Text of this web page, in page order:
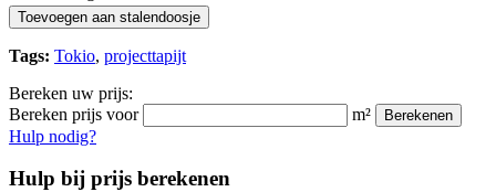
Toevoegen aan stalendoosje
Tags: Tokio, projecttapijt
Bereken uw prijs:
Bereken prijs voor
m² Berekenen
Hulp nodig?
Hulp bij prijs berekenen